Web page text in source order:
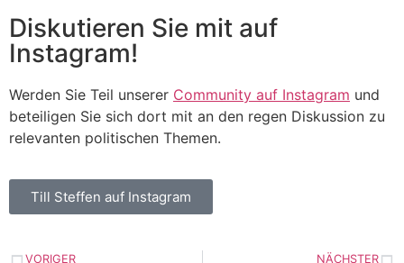
Diskutieren Sie mit auf
Instagram!
Werden Sie Teil unserer Community auf Instagram und
beteiligen Sie sich dort mit an den regen Diskussion zu
relevanten politischen Themen.
Till Steffen auf Instagram
VORIGER NÄCHSTER